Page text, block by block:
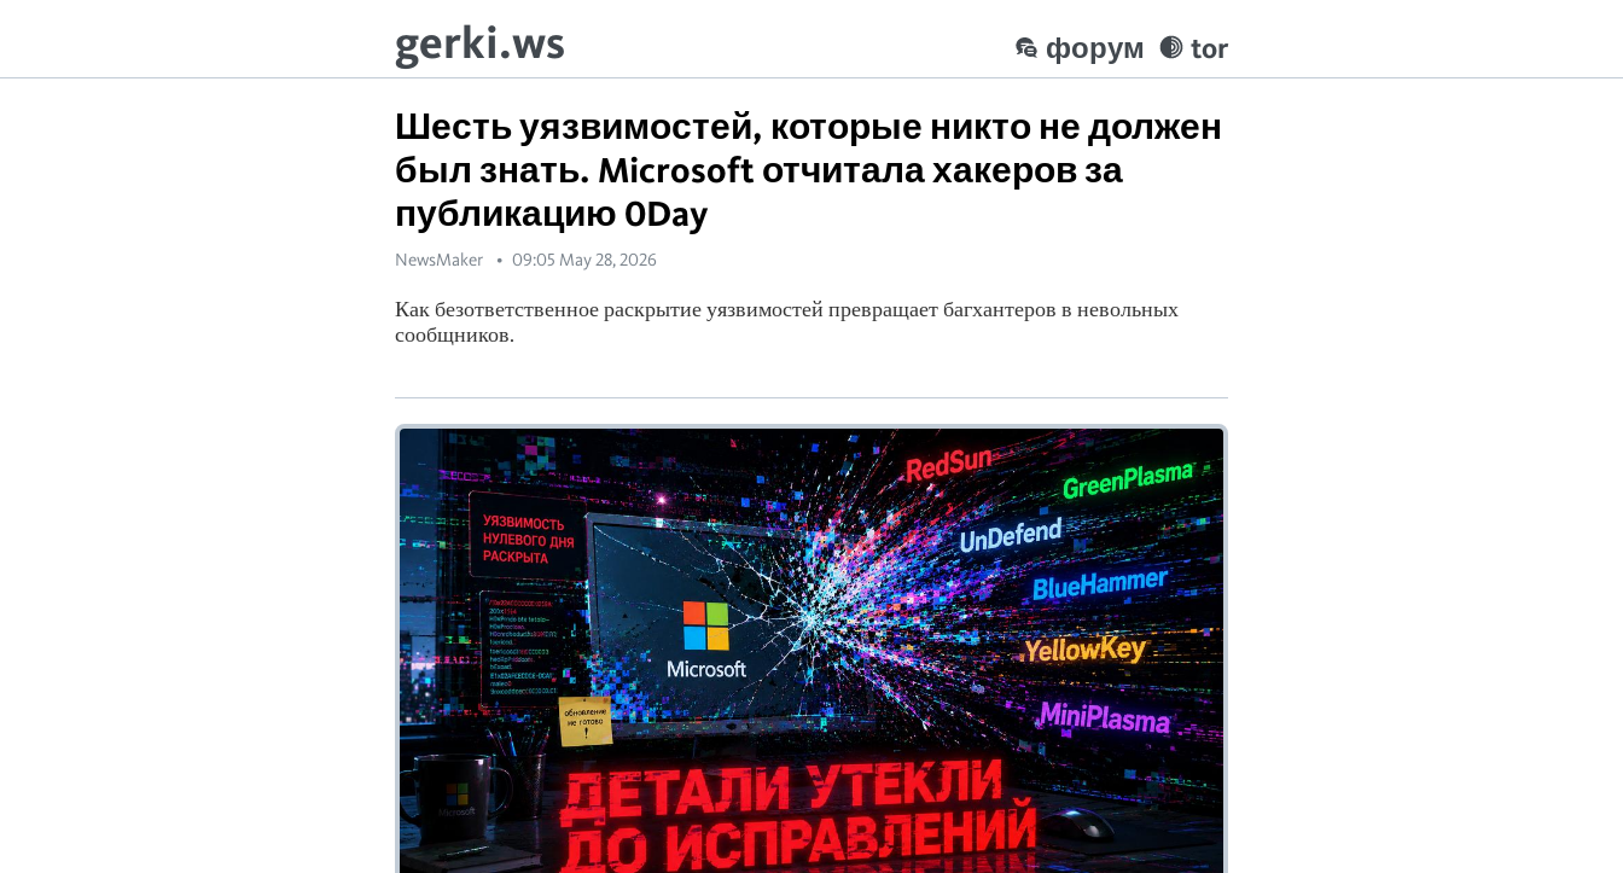
gerki.ws tor
форум
Шесть уязвимостей, которые никто не должен
был знать. Microsoft отчитала хакеров за
публикацию 0Day
NewsMaker 09:05 May 28, 2026
Как безответственное раскрытие уязвимостей превращает багхантеров в невольных
сообщников.